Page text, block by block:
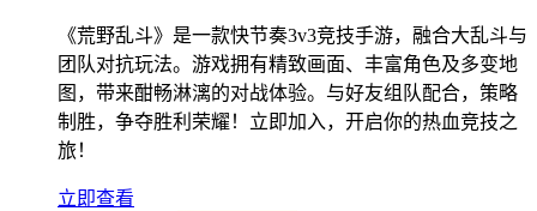
《荒野乱斗》是一款快节奏3v3竞技手游，融合大乱斗与
团队对抗玩法。游戏拥有精致画面、丰富角色及多变地
图，带来酣畅淋漓的对战体验。与好友组队配合，策略
制胜，争夺胜利荣耀！立即加入，开启你的热血竞技之
旅！
立即查看